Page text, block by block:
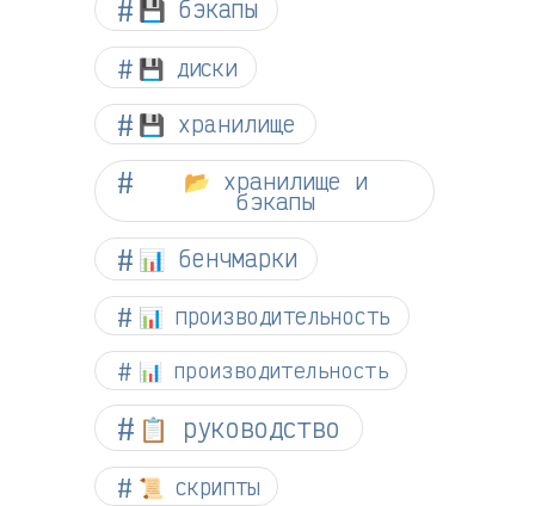
💾 бэкапы
💾 диски
💾 хранилище
📂 хранилище и
бэкапы
📊 бенчмарки
📊 производительность
📊 производительность
📋 руководство
📜 скрипты